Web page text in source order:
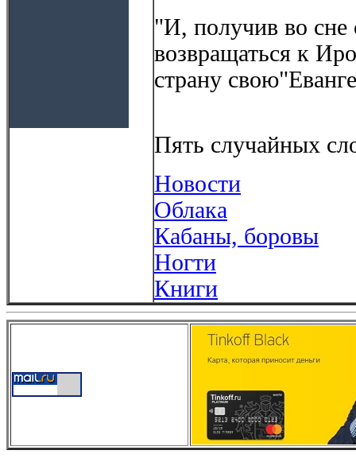
"И, получив во сне
возвращаться к
страну
Пять случайных
Новости
Облака
Кабаны, боровы
Ногти
Книги